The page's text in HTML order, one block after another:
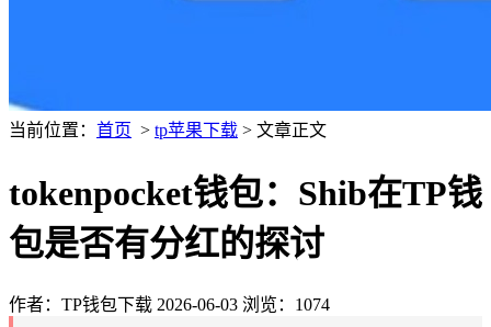
当前位置： 首页 > tp苹果下载 > 文章正文
tokenpocket钱包：Shib在TP钱
包是否有分红的探讨
作者：TP钱包下载 2026-06-03 浏览：1074